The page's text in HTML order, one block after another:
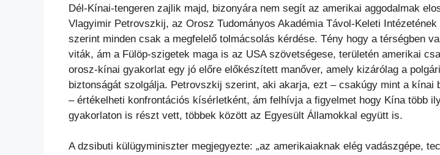
Dél-Kínai-tengeren zajlik majd, bizonyára nem segít az amerikai aggodalmak
Vlagyimir Petrovszkij, az Orosz Tudományos Akadémia Távol-Keleti
szerint minden csak a megfelelő tolmácsolás kérdése. Tény hogy a térségben
viták, ám a Fülöp-szigetek maga is az USA szövetségese, területén amerikai
orosz-kínai gyakorlat egy jó előre előkészített manőver, amely kizárólag a
biztonságát szolgálja. Petrovszkij szerint, aki akarja, ezt – csakúgy mint a kínai
– értékelheti konfrontációs kísérletként, ám felhívja a figyelmet hogy Kína több
gyakorlaton is részt vett, többek között az Egyesült Államokkal együtt is.
A dzsibuti külügyminiszter megjegyezte: „az amerikaiaknak elég vadászgépe,